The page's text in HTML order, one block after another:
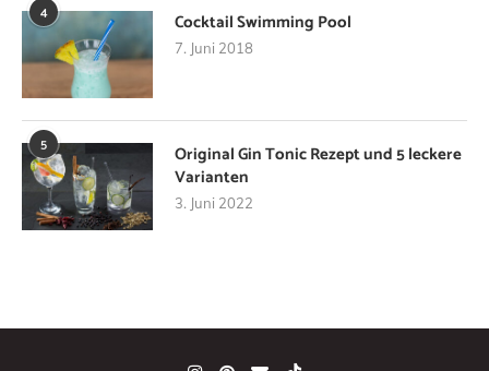
4 Cocktail Swimming Pool
7. Juni 2018
5
Original Gin Tonic Rezept und 5 leckere
Varianten
3. Juni 2022